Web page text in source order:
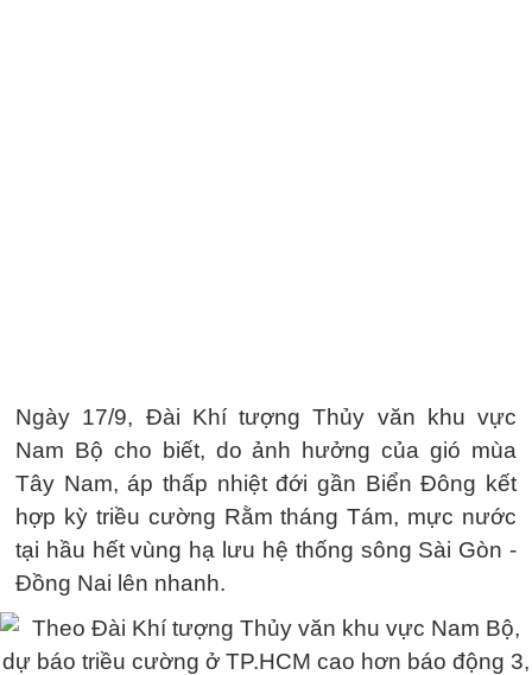
Ngày 17/9, Đài Khí tượng Thủy văn khu vực
Nam Bộ cho biết, do ảnh hưởng của gió mùa
Tây Nam, áp thấp nhiệt đới gần Biển Đông kết
hợp kỳ triều cường Rằm tháng Tám, mực nước
tại hầu hết vùng hạ lưu hệ thống sông Sài Gòn -
Đồng Nai lên nhanh.